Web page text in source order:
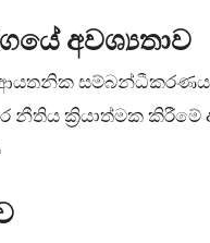
අවශ්‍යතාව
ආයතනික
නීතිය ක්‍රියාත්මක